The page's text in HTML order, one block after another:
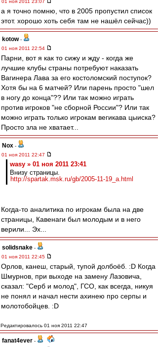
01 ноя 2011 23:07
а я точно помню, что в 2005 пропустил список
этот. хорошо хоть себя там не нашёл сейчас))
kotow-
01 ноя 2011 22:54
Парни, вот я как то сижу и жду - когда же
лучшие клубы страны потребуют наказать
Вагинера Лава за его костоломский поступок?
Хотя бы на 6 матчей? Или парень просто "шел
в ногу до конца"?? Или так можно играть
против игроков "не сборной России"? Или так
можно играть только игрокам вегикава цыиска?
Просто зла не хватает...
Nox -
01 ноя 2011 22:47
wasy » 01 ноя 2011 23:41
Внизу страницы.
http://spartak.msk.ru/gb/2005-11-19_a.html
Когда-то аналитика по игрокам была на две
страницы, Кавенаги был молодым и в него
верили... Эх...
solidsnake -
01 ноя 2011 22:45
Орлов, канеш, старый, тупой долбоёб. :D Когда
Шмурнов, при выходе на замену Лазовича,
сказал: "Серб и молод", ГСО, как всегда, никуя
не понял и начал нести ахинею про серпы и
молотобойцев. :D
Редактировалось 01 ноя 2011 22:47
fanat4ever -